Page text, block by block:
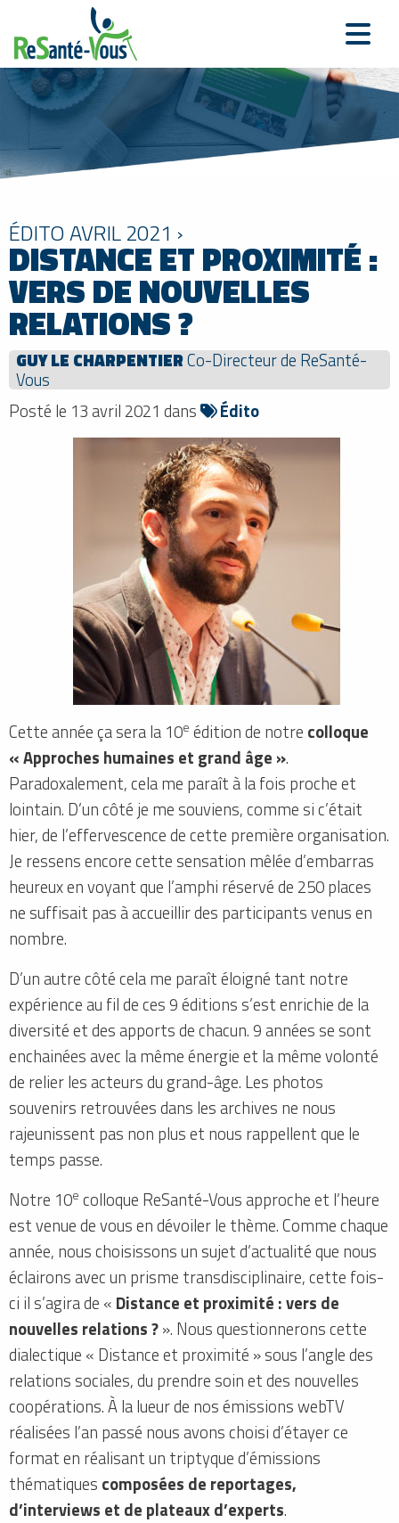
ÉDITO AVRIL 2021 ›
DISTANCE ET PROXIMITÉ :
VERS DE NOUVELLES
RELATIONS ?
GUY LE CHARPENTIERCo-Directeur de ReSanté-
Vous
Posté le 13 avril 2021 dans
Édito
Cette année ça sera la 10e édition de notre colloque
« Approches humaines et grand âge ».
Paradoxalement, cela me paraît à la fois proche et
lointain. D’un côté je me souviens, comme si c’était
hier, de l’effervescence de cette première organisation.
Je ressens encore cette sensation mêlée d’embarras
heureux en voyant que l’amphi réservé de 250 places
ne suffisait pas à accueillir des participants venus en
nombre.
D’un autre côté cela me paraît éloigné tant notre
expérience au fil de ces 9 éditions s’est enrichie de la
diversité et des apports de chacun. 9 années se sont
enchainées avec la même énergie et la même volonté
de relier les acteurs du grand-âge. Les photos
souvenirs retrouvées dans les archives ne nous
rajeunissent pas non plus et nous rappellent que le
temps passe.
Notre 10e colloque ReSanté-Vous approche et l’heure
est venue de vous en dévoiler le thème. Comme chaque
année, nous choisissons un sujet d’actualité que nous
éclairons avec un prisme transdisciplinaire, cette fois-
ci il s’agira de « Distance et proximité : vers de
nouvelles relations ?». Nous questionnerons cette
dialectique « Distance et proximité » sous l’angle des
relations sociales, du prendre soin et des nouvelles
coopérations. À la lueur de nos émissions webTV
réalisées l’an passé nous avons choisi d’étayer ce
format en réalisant un triptyque d’émissions
thématiques composées de reportages,
d’interviews et de plateaux d’experts.